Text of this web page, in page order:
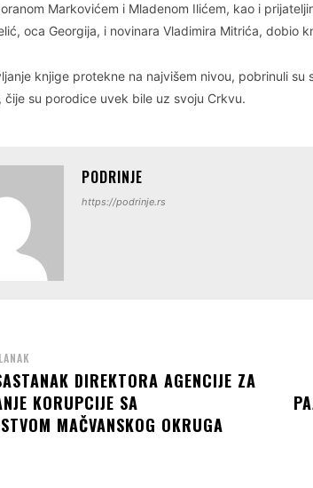
Markovićem i Mladenom Ilićem, kao i
oca Georgija, i novinara Vladimira Mitrića, dobio
knjige protekne na najvišem nivou, pobrinuli
čije su porodice uvek bile uz svoju Crkvu.
PODRINJE
https://podrinje.rs
DIREKTORA AGENCIJE ZA
KORUPCIJE SA
MAČVANSKOG OKRUGA